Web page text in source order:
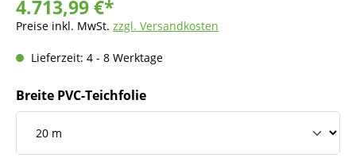
4.713,99 €*
Breite PVC-Teichfolie